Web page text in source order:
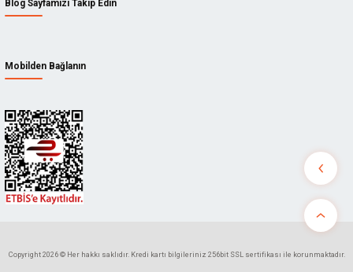
Blog Sayfamızı Takip Edin
Mobilden Bağlanın
Copyright 2026 © Her hakkı saklıdır. Kredi kartı bilgileriniz 256bit SSL sertifikası ile korunmaktadır.